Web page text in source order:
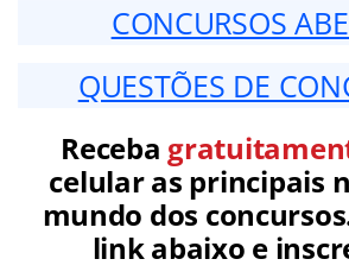
CONCURSOS
QUESTÕES DE
Receba
celular as principais
mundo dos
link abaixo e